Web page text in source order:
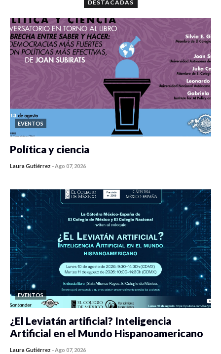
DESTACADAS
EVENTOS
Política y ciencia
Laura Gutiérrez -Ago 07, 2026
EVENTOS
¿El Leviatán artificial? Inteligencia
Artificial en el Mundo Hispanoamericano
Laura Gutiérrez -Ago 07, 2026